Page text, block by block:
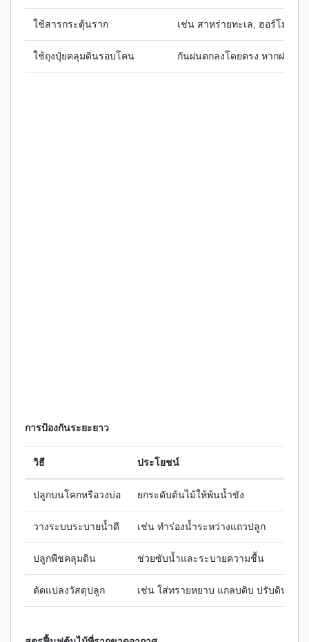
ใช้สารกระตุ้นราก เช่น สาหร่ายทะเล, ฮอร์โมนเ
ใช้ถุงปุ๋ยคลุมดินรอบโคน กันฝนตกลงโดยตรง หากฝนยัง
การป้องกันระยะยาว
วิธี ประโยชน์
ปลูกบนโคกหรือวงบ่อ ยกระดับต้นไม้ให้พ้นน้ำขัง
วางระบบระบายน้ำดี เช่น ทำร่องน้ำระหว่างแถวปลูก
ปลูกพืชคลุมดิน ช่วยซับน้ำและระบายความชื้น
ดัดแปลงวัสดุปลูก เช่น ใส่ทรายหยาบ แกลบดิบ ปรับดินให้โ